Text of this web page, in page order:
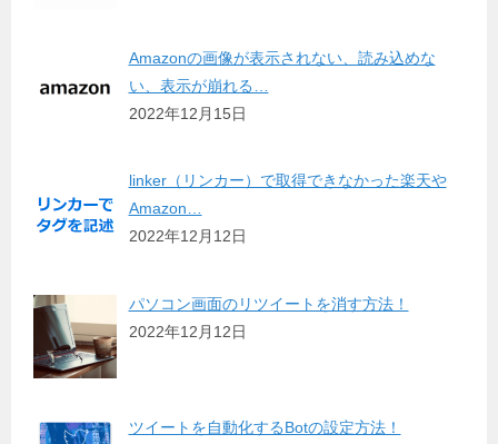
Amazonの画像が表示されない、読み込めな
い、表示が崩れる…
2022年12月15日
linker（リンカー）で取得できなかった楽天や
Amazon…
2022年12月12日
パソコン画面のリツイートを消す方法！
2022年12月12日
ツイートを自動化するBotの設定方法！